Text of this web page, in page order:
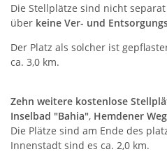
Die Stellplätze sind nicht
über keine Ver- und
Der Platz als solcher ist
ca. 3,0 km.
Zehn weitere kostenlose
Inselbad "Bahia", Hemdener
Die Plätze sind am Ende des
Innenstadt sind es ca. 2,0 km.